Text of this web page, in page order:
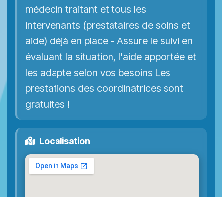
médecin traitant et tous les
intervenants (prestataires de soins et
aide) déjà en place - Assure le suivi en
évaluant la situation, l'aide apportée et
les adapte selon vos besoins Les
prestations des coordinatrices sont
gratuites !
Localisation